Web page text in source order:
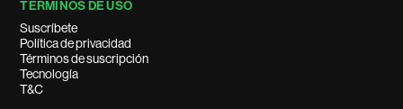
TÉRMINOS DE USO
Suscríbete
Política de privacidad
Términos de suscripción
Tecnología
T&C